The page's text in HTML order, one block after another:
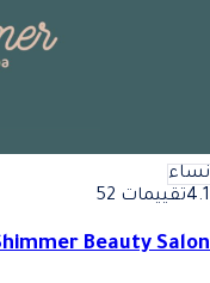
نساء
4.1تقييمات 52
Beauty Salon